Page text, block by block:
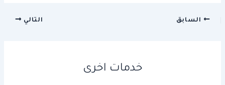
السابق التالي
خدمات اخرى